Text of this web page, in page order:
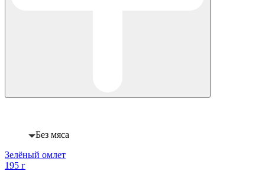
Без мяса
Зелёный омлет
195 г